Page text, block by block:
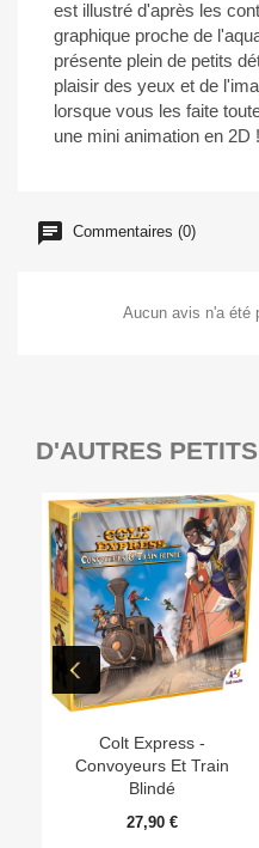
est illustré d'après les
graphique proche de
présente plein de petits
plaisir des yeux et de
lorsque vous les faite
une mini animation en 2D !
Commentaires (0)
Aucun avis n'a été
D'AUTRES
Colt Express -
Convoyeurs Et Train
Blindé
27,90 €